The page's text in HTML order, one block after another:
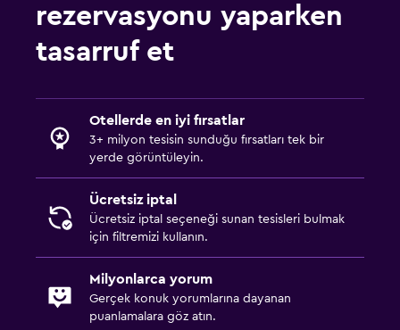
rezervasyonu yaparken
tasarruf et
Otellerde en iyi fırsatlar
3+ milyon tesisin sunduğu fırsatları tek bir
yerde görüntüleyin.
Ücretsiz iptal
Ücretsiz iptal seçeneği sunan tesisleri bulmak
için filtremizi kullanın.
Milyonlarca yorum
Gerçek konuk yorumlarına dayanan
puanlamalara göz atın.